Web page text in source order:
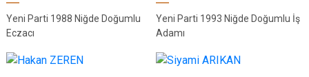
Yeni Parti 1988 Niğde Doğumlu
Eczacı
Yeni Parti 1993 Niğde Doğumlu İş
Adamı